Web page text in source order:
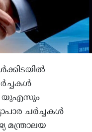
– യുഎസും
ചര്‍ച്ചകള്‍
മന്ത്രാലയ